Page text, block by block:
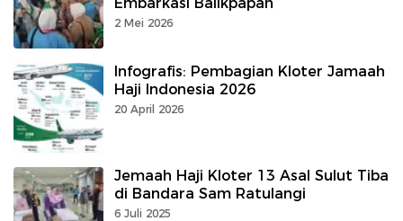
2 Mei 2026
Infografis: Pembagian Kloter Jamaah
Haji Indonesia 2026
20 April 2026
Jemaah Haji Kloter 13 Asal Sulut Tiba
di Bandara Sam Ratulangi
6 Juli 2025